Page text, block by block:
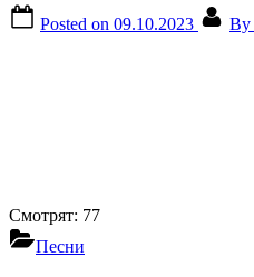
Posted on 09.10.2023 By
Смотрят: 77
Песни